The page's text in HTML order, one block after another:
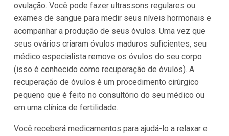
ovulação. Você pode fazer ultrassons regulares ou
exames de sangue para medir seus níveis hormonais e
acompanhar a produção de seus óvulos. Uma vez que
seus ovários criaram óvulos maduros suficientes, seu
médico especialista remove os óvulos do seu corpo
(isso é conhecido como recuperação de óvulos). A
recuperação de óvulos é um procedimento cirúrgico
pequeno que é feito no consultório do seu médico ou
em uma clínica de fertilidade.
Você receberá medicamentos para ajudá-lo a relaxar e